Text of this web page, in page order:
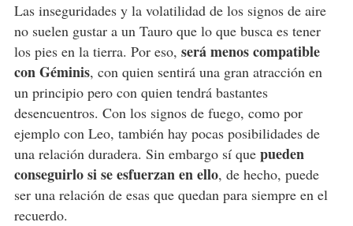
Las inseguridades y la volatilidad de los signos de aire
no suelen gustar a un Tauro que lo que busca es tener
los pies en la tierra. Por eso, será menos compatible
con Géminis, con quien sentirá una gran atracción en
un principio pero con quien tendrá bastantes
desencuentros. Con los signos de fuego, como por
ejemplo con Leo, también hay pocas posibilidades de
una relación duradera. Sin embargo sí que pueden
conseguirlo si se esfuerzan en ello, de hecho, puede
ser una relación de esas que quedan para siempre en el
recuerdo.